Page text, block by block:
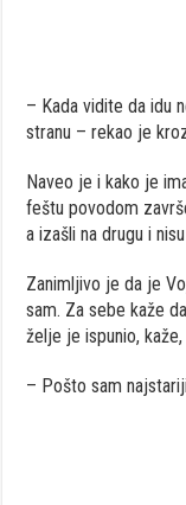
– Kada vidite da idu
stranu – rekao je
Naveo je i kako je
feštu povodom
a izašli na drugu i
Zanimljivo je da je
sam. Za sebe kaže
želje je ispunio,
– Pošto sam